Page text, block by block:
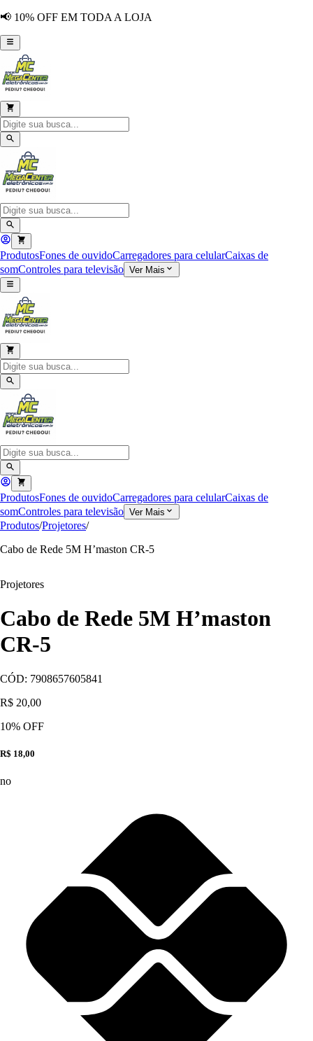
📢 10% OFF EM TODA A LOJA
ProdutosFones de ouvidoCarregadores para celularCaixas de
somControles para televisão Ver Mais
ProdutosFones de ouvidoCarregadores para celularCaixas de
somControles para televisão Ver Mais
Produtos/Projetores/
Cabo de Rede 5M H’maston CR-5
Projetores
Cabo de Rede 5M H’maston
CR-5
CÓD: 7908657605841
R$ 20,00
10% OFF
R$ 18,00
no